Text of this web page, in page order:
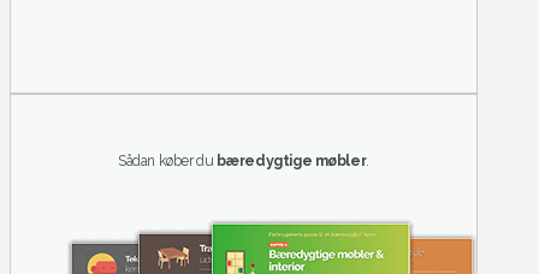
Sådan køber du bæredygtige møbler.